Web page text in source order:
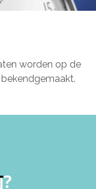
worden op de